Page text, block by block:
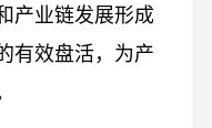
产业链发展形成
有效盘活，为产